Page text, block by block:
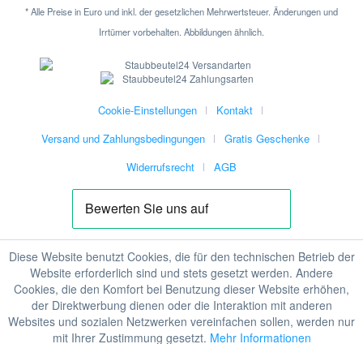
* Alle Preise in Euro und inkl. der gesetzlichen Mehrwertsteuer. Änderungen und
Irrtümer vorbehalten. Abbildungen ähnlich.
Cookie-Einstellungen
Kontakt
Versand und Zahlungsbedingungen
Gratis Geschenke
Widerrufsrecht
AGB
Diese Website benutzt Cookies, die für den technischen Betrieb der
Website erforderlich sind und stets gesetzt werden. Andere
Cookies, die den Komfort bei Benutzung dieser Website erhöhen,
der Direktwerbung dienen oder die Interaktion mit anderen
Websites und sozialen Netzwerken vereinfachen sollen, werden nur
mit Ihrer Zustimmung gesetzt. Mehr Informationen